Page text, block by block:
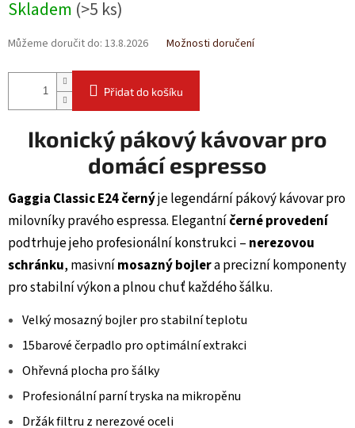
Skladem (>5 ks)
Můžeme doručit do: 13.8.2026 Možnosti doručení
Přidat do košíku
Ikonický pákový kávovar pro
domácí espresso
Gaggia Classic E24 černýje legendární pákový kávovar pro
milovníky pravého espressa. Elegantníčerné provedení
podtrhuje jeho profesionální konstrukci – nerezovou
schránku, masivnímosazný bojlera precizní komponenty
pro stabilní výkon a plnou chuť každého šálku.
Velký mosazný bojler pro stabilní teplotu
15barové čerpadlo pro optimální extrakci
Ohřevná plocha pro šálky
Profesionální parní tryska na mikropěnu
Držák filtru z nerezové oceli